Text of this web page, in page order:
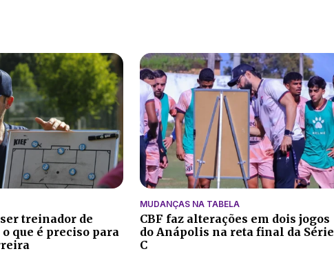
treinador de
o que é preciso para
MUDANÇAS NA TABELA
CBF faz alterações em dois jogos
do Anápolis na reta final da Série
C